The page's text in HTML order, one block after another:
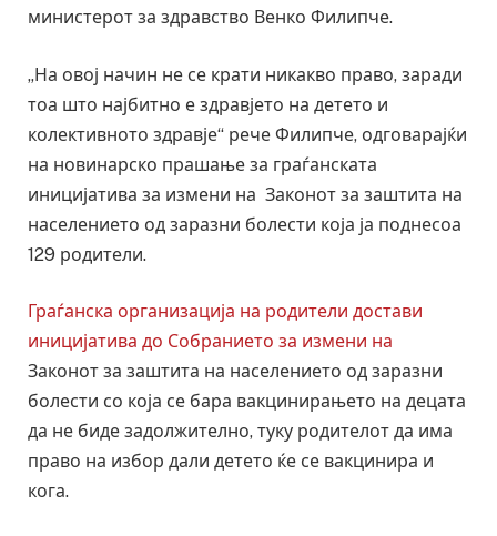
министерот за здравство Венко Филипче.
„На овој начин не се крати никакво право, заради
тоа што најбитно е здравјето на детето и
колективното здравје“ рече Филипче, одговарајќи
на новинарско прашање за граѓанската
иницијатива за измени на Законот за заштита на
населението од заразни болести која ја поднесоа
129 родители.
Граѓанска организација на родители достави
иницијатива до Собранието за измени на
Законот за заштита на населението од заразни
болести со која се бара вакцинирањето на децата
да не биде задолжително, туку родителот да има
право на избор дали детето ќе се вакцинира и
кога.